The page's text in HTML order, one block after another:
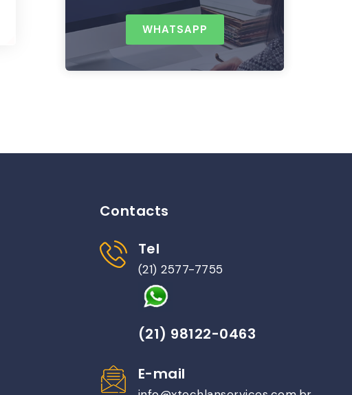
WHATSAPP
Contacts
Tel
(21) 2577-7755
(21) 98122-0463
E-mail